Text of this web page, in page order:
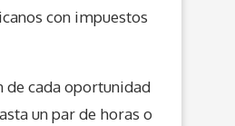
con impuestos
de cada oportunidad
un par de horas o